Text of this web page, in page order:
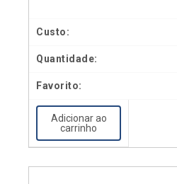
Adicionar ao
carrinho